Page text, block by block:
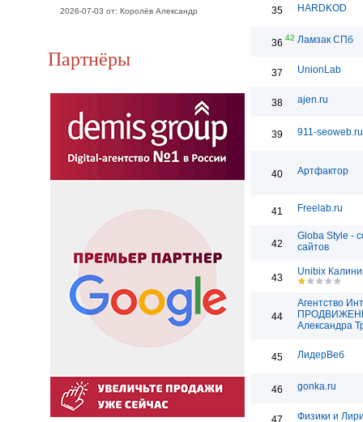
2026-07-03 от: Королёв Александр
Партнёры
35 HARDKOD
36 42 Ламзак СПб
37 UnionLab
38 ajen.ru
39 911-seoweb.ru
40 Артфактор
41 Freelab.ru
42
Globa Style -
сайтов
43
Unibix
44
Агентство
Александра
45 ЛидерВеб
46 gonka.ru
Физики и